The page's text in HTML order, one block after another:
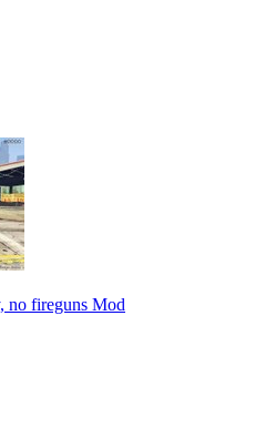
no fireguns Mod